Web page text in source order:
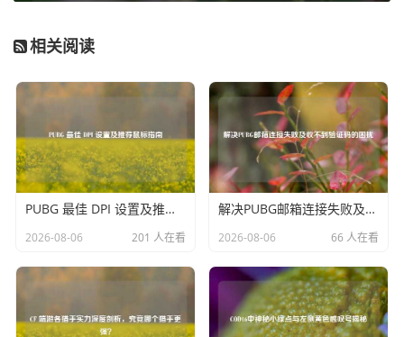
的游戏心得、通关攻略，还会热烈讨论各种游戏话题，线上
志同道合的朋友，共同组队挑战高难度关卡，或是参与有趣
的游戏竞赛，进一步增强了游戏的社交属性和互动性。
回顾 Steam 的 12 月，它不仅是游戏的汇聚地，更是玩家们
交流、分享和享受乐趣的欢乐海洋，无论是新游戏的探索，
还是与其他玩家的互动，都让这个月的 Steam 充满了生机与
活力，为玩家们带来了一段段难忘的游戏时光，也让我们对
未来 Steam 平台上更多精彩的游戏和活动充满了期待。
相关阅读
PUBG 最佳 DPI 设置及推荐鼠标指南
2026-08-06 201 人在看
解决PUBG邮箱连接失败及收不到验证码的困扰
2026-08-06 66 人在看